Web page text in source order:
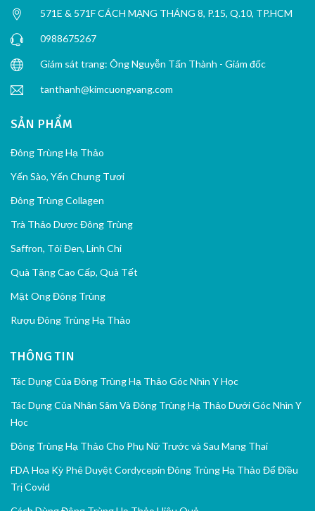
571E & 571F CÁCH MẠNG THÁNG 8, P.15, Q.10, TP.HCM
0988675267
Giám sát trang: Ông Nguyễn Tấn Thành - Giám đốc
tanthanh@kimcuongvang.com
SẢN PHẨM
Đông Trùng Hạ Thảo
Yến Sào, Yến Chưng Tươi
Đông Trùng Collagen
Trà Thảo Dược Đông Trùng
Saffron, Tỏi Đen, Linh Chi
Quà Tặng Cao Cấp, Quà Tết
Mật Ong Đông Trùng
Rượu Đông Trùng Hạ Thảo
THÔNG TIN
Tác Dụng Của Đông Trùng Hạ Thảo Góc Nhìn Y Học
Tác Dụng Của Nhân Sâm Và Đông Trùng Hạ Thảo Dưới Góc Nhìn Y
Học
Đông Trùng Hạ Thảo Cho Phụ Nữ Trước và Sau Mang Thai
FDA Hoa Kỳ Phê Duyệt Cordycepin Đông Trùng Hạ Thảo Để Điều
Trị Covid